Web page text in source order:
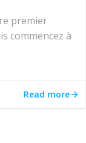
premier
commencez à
Read more